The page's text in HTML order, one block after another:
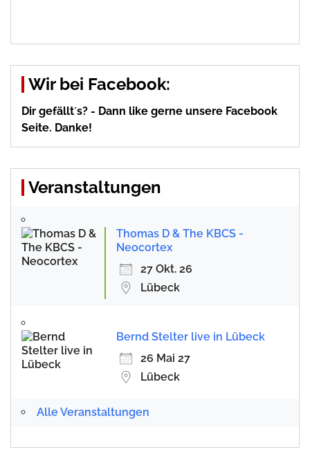
Wir bei Facebook:
Dir gefällt´s? - Dann like gerne unsere Facebook
Seite. Danke!
Veranstaltungen
Thomas D & The KBCS -
Neocortex
27 Okt. 26
Lübeck
Bernd Stelter live in Lübeck
26 Mai 27
Lübeck
Alle Veranstaltungen